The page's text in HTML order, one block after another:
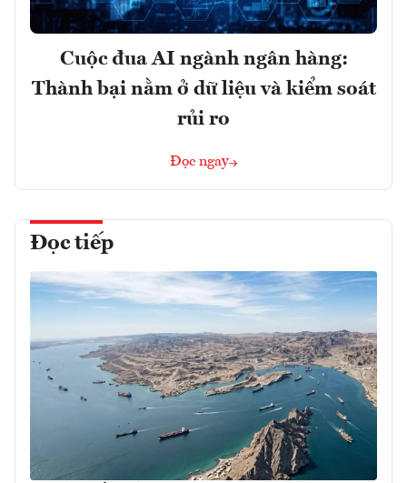
Cuộc đua AI ngành ngân hàng:
Thành bại nằm ở dữ liệu và kiểm soát
rủi ro
Đọc ngay
Đọc tiếp